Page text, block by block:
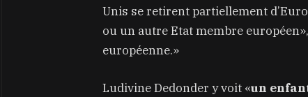
Unis se retirent partiellement
ou un autre Etat membre
européenne.»
Ludivine Dedonder y voit «un